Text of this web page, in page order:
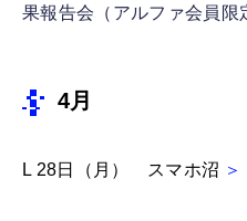
果報告会（アルファ会員限
4月
L 28日（月） スマホ沼 ＞